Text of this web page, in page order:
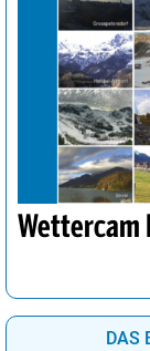
Wettercam
DAS